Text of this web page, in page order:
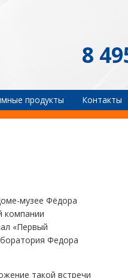
8
продукты Контакты
музее Фёдора
компании
«Первый
Федора
такой встречи